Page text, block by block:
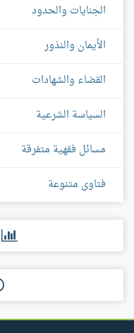
الجنايات والحدود
الأيمان والنذور
القضاء والشهادات
السياسة الشرعية
مسائل فقهية متفرقة
فتاوى متنوعة